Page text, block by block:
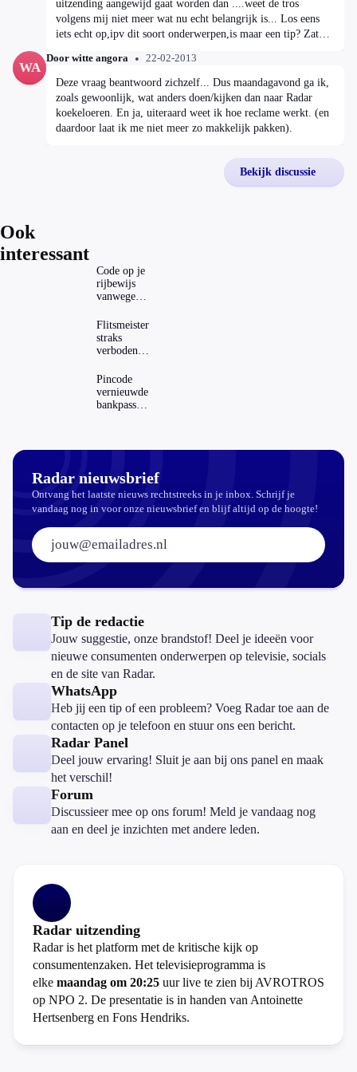
uitzending aangewijd gaat worden dan ....weet de tros
volgens mij niet meer wat nu echt belangrijk is... Los eens
iets echt op,ipv dit soort onderwerpen,is maar een tip? Zat
violet,loopt als een tiet... 😂 geweldig
WA
Door witte angora 22-02-2013
Deze vraag beantwoord zichzelf... Dus maandagavond ga ik,
zoals gewoonlijk, wat anders doen/kijken dan naar Radar
koekeloeren. En ja, uiteraard weet ik hoe reclame werkt. (en
daardoor laat ik me niet meer zo makkelijk pakken).
Bekijk discussie
Ook
interessant
Code op je
rijbewijs
vanwege
autisme?
Zo
verwijder
Flitsmeister
straks
verboden?
regels in
Nederland
en het
buitenland
Pincode
vernieuwde
bankpassen
Radar nieuwsbrief
Ontvang het laatste nieuws rechtstreeks in je inbox. Schrijf je
vandaag nog in voor onze nieuwsbrief en blijf altijd op de hoogte!
E-mailadres:
Tip de redactie
Jouw suggestie, onze brandstof! Deel je ideeën voor
nieuwe consumenten onderwerpen op televisie, socials
en de site van Radar.
WhatsApp
Heb jij een tip of een probleem? Voeg Radar toe aan de
contacten op je telefoon en stuur ons een bericht.
Radar Panel
Deel jouw ervaring! Sluit je aan bij ons panel en maak
het verschil!
Forum
Discussieer mee op ons forum! Meld je vandaag nog
aan en deel je inzichten met andere leden.
Radar uitzending
Radar is het platform met de kritische kijk op
consumentenzaken. Het televisieprogramma is
elke maandag om 20:25 uur live te zien bij AVROTROS
op NPO 2. De presentatie is in handen van Antoinette
Hertsenberg en Fons Hendriks.